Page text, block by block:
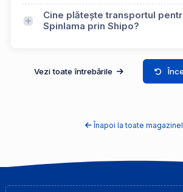
Cine plătește transportul
Spinlama prin Shipo?
Vezi toate întrebările
Înapoi la toate